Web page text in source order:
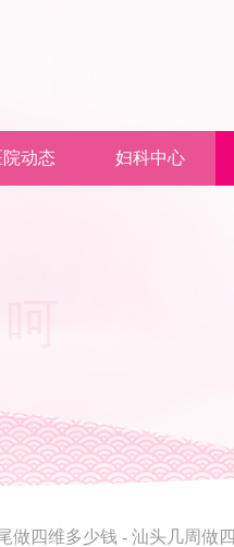
院动态 妇科中心
呵
做四维多少钱 - 汕头几周做